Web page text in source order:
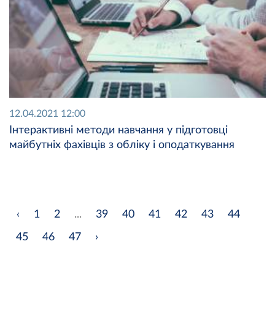
12.04.2021 12:00
Інтерактивні методи навчання у підготовці
майбутніх фахівців з обліку і оподаткування
‹ 1 2 ... 39 40 41 42 43 44
45 46 47 ›